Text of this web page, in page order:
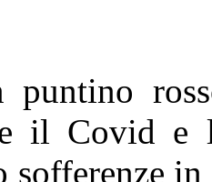
puntino
il Covid e
sofferenze